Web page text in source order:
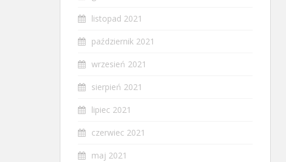
listopad 2021
październik 2021
wrzesień 2021
sierpień 2021
lipiec 2021
czerwiec 2021
maj 2021